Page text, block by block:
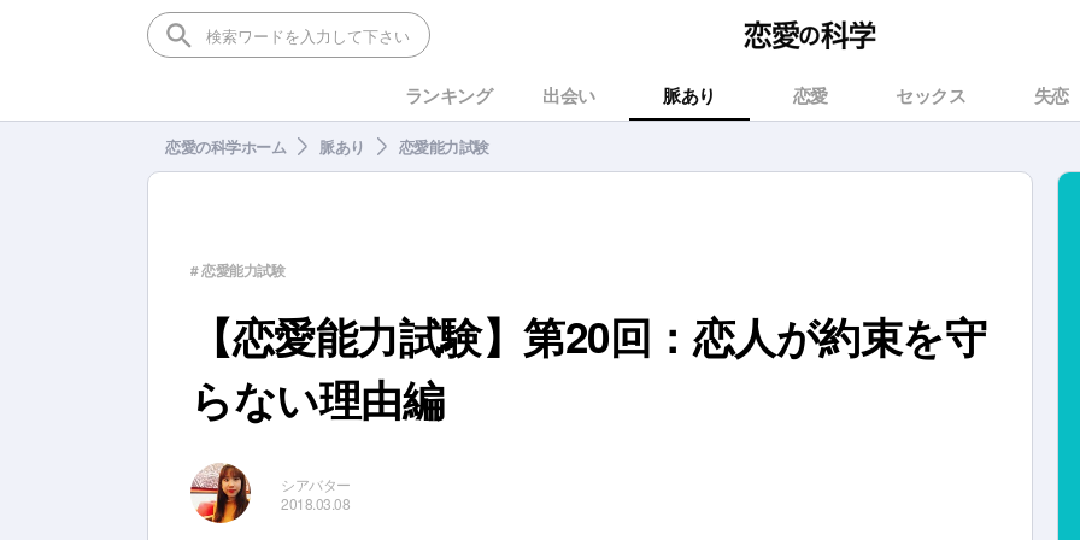
ランキング 出会い 脈あり 恋愛 セックス 失恋
恋愛の科学ホーム 脈あり 恋愛能力試験
# 恋愛能力試験
【恋愛能力試験】第20回：恋人が約束を守
らない理由編
シアバター
2018.03.08